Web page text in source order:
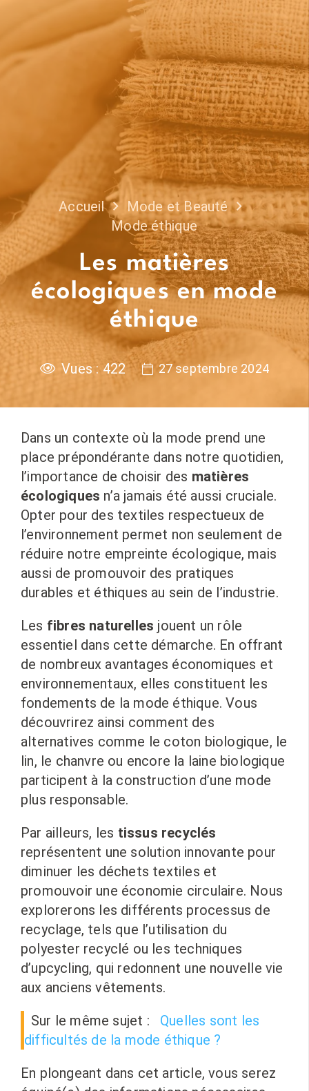
Accueil
Mode et Beauté
Mode éthique
Les matières
écologiques en mode
éthique
Vues : 422 27 septembre 2024
Dans un contexte où la mode prend une
place prépondérante dans notre quotidien,
l’importance de choisir des matières
écologiques n’a jamais été aussi cruciale.
Opter pour des textiles respectueux de
l’environnement permet non seulement de
réduire notre empreinte écologique, mais
aussi de promouvoir des pratiques
durables et éthiques au sein de l’industrie.
Les fibres naturelles jouent un rôle
essentiel dans cette démarche. En offrant
de nombreux avantages économiques et
environnementaux, elles constituent les
fondements de la mode éthique. Vous
découvrirez ainsi comment des
alternatives comme le coton biologique, le
lin, le chanvre ou encore la laine biologique
participent à la construction d’une mode
plus responsable.
Par ailleurs, les tissus recyclés
représentent une solution innovante pour
diminuer les déchets textiles et
promouvoir une économie circulaire. Nous
explorerons les différents processus de
recyclage, tels que l’utilisation du
polyester recyclé ou les techniques
d’upcycling, qui redonnent une nouvelle vie
aux anciens vêtements.
Sur le même sujet :
Quelles sont les
difficultés de la mode éthique ?
En plongeant dans cet article, vous serez